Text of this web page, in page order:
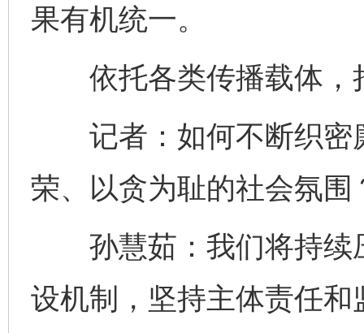
果有机统一。
依托各类传播载体，
记者：如何不断织密
荣、以贪为耻的社会氛围
孙慧茹：我们将持续
设机制，坚持主体责任